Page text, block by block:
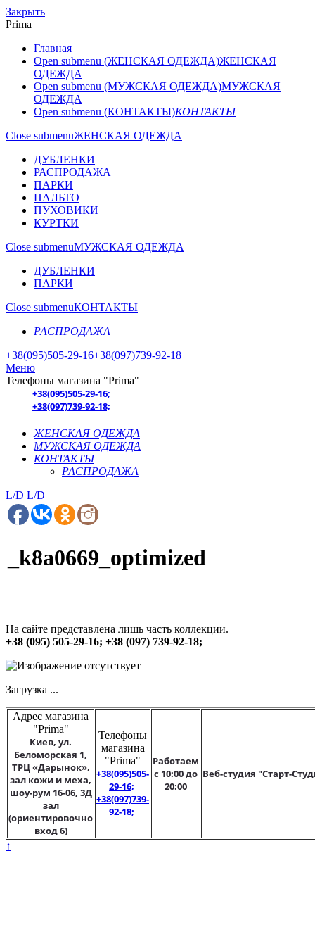
Закрыть
Prima
Главная
Open submenu (ЖЕНСКАЯ ОДЕЖДА)ЖЕНСКАЯ
ОДЕЖДА
Open submenu (МУЖСКАЯ ОДЕЖДА)МУЖСКАЯ
ОДЕЖДА
Open submenu (КОНТАКТЫ)КОНТАКТЫ
Close submenuЖЕНСКАЯ ОДЕЖДА
ДУБЛЕНКИ
РАСПРОДАЖА
ПАРКИ
ПАЛЬТО
ПУХОВИКИ
КУРТКИ
Close submenuМУЖСКАЯ ОДЕЖДА
ДУБЛЕНКИ
ПАРКИ
Close submenuКОНТАКТЫ
РАСПРОДАЖА
+38(095)505-29-16+38(097)739-92-18
Меню
Телефоны магазина "Prima"
+38(095)505-29-16;
+38(097)739-92-18;
ЖЕНСКАЯ ОДЕЖДА
МУЖСКАЯ ОДЕЖДА
КОНТАКТЫ
РАСПРОДАЖА
L/D L/D
_k8a0669_optimized
На сайте представлена лишь часть коллекции.
+38 (095) 505-29-16; +38 (097) 739-92-18;
Загрузка ...
Адрес магазина
"Prima"
Киев, ул.
Беломорская 1,
ТРЦ «Дарынок»,
зал кожи и меха,
шоу-рум 16-06, 3Д
зал
(ориентировочно
вход 6)
Телефоны
магазина
"Prima"
+38(095)505-
29-16;
+38(097)739-
92-18;
Работаем
с 10:00 до
20:00
Веб-студия "Старт-
↑